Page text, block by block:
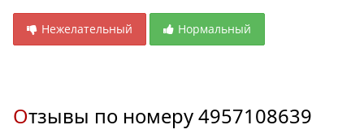
Нежелательный Нормальный
Отзывы по номеру4957108639